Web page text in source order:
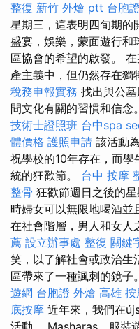
整復 新竹 外燴 ptt 台胞
星期三，這表明四旬期的
盛宴，娛樂，蒙面遊行和
區協會的希望的啟發。
產主義中，但仍然存在獨
稅務申報實務 找出與公
間文化有關的習慣和信念
技術士證照班 台中spa
體價格 護照申請 該活動
祝學校的10年存在，而
統的狂歡節。 台中 按摩
整骨 狂歡節週日之後的
時婦女可以無限地喝酒並
在社會階層，男人和女人
薦 設立辦事處 整復 關鍵
笑，以了解社會或政治生
區帶來了一種諷刺的鏡子
遊網 台胞證 外燴 高雄 按
底按摩 近年來，我們在
活動。 Masharas，服裝